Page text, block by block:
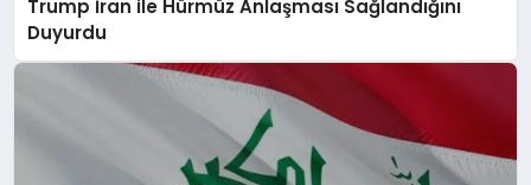
Trump İran ile Hürmüz Anlaşması Sağlandığını
Duyurdu